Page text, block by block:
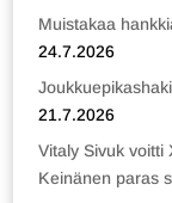
Muistakaa
24.7.2026
21.7.2026
Vitaly Sivuk voitti
Keinänen paras